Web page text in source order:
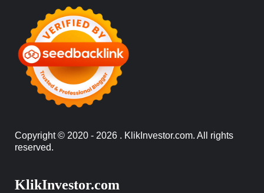
Copyright © 2020 - 2026 . KlikInvestor.com. All rights
reserved.
KlikInvestor.com